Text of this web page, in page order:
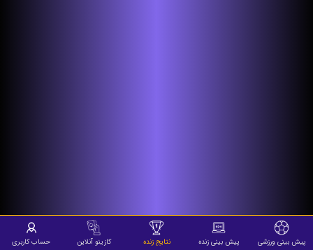
پیش بینی ورزشی پیش بینی زنده نتایج زنده کازینو آنلاین حساب کاربری